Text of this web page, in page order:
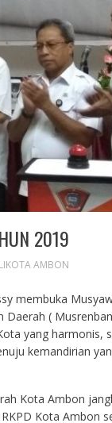
2019
AMBON
membuka
(
yang harmonis,
kemandirian
Kota Ambon
Kota Ambon